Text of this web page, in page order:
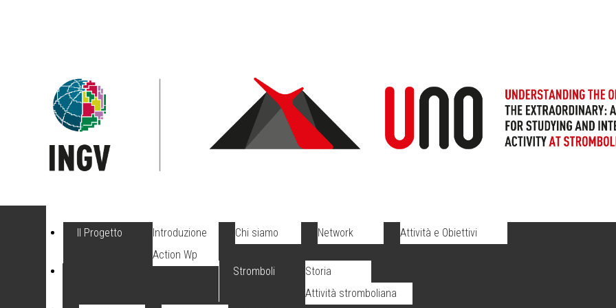
Il Progetto Introduzione Chi siamo Network
Attività e Obiettivi
Action Wp
Stromboli
Storia
Attività stromboliana